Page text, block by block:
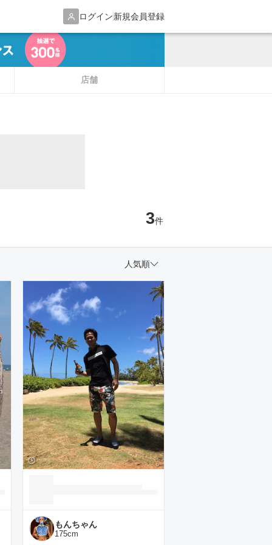
ログイン新規会員登録
店舗
3件
人気順
もんちゃん
175cm